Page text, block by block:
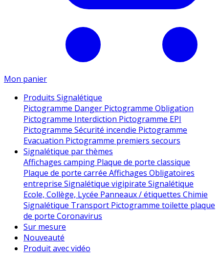
Mon panier
Produits Signalétique
Pictogramme Danger Pictogramme Obligation
Pictogramme Interdiction Pictogramme EPI
Pictogramme Sécurité incendie Pictogramme
Evacuation Pictogramme premiers secours
Signalétique par thèmes
Affichages camping Plaque de porte classique
Plaque de porte carrée Affichages Obligatoires
entreprise Signalétique vigipirate Signalétique
Ecole, Collège, Lycée Panneaux / étiquettes Chimie
Signalétique Transport Pictogramme toilette plaque
de porte Coronavirus
Sur mesure
Nouveauté
Produit avec vidéo